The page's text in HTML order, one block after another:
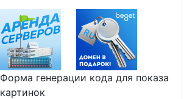
Форма генерации кода для показа
картинок